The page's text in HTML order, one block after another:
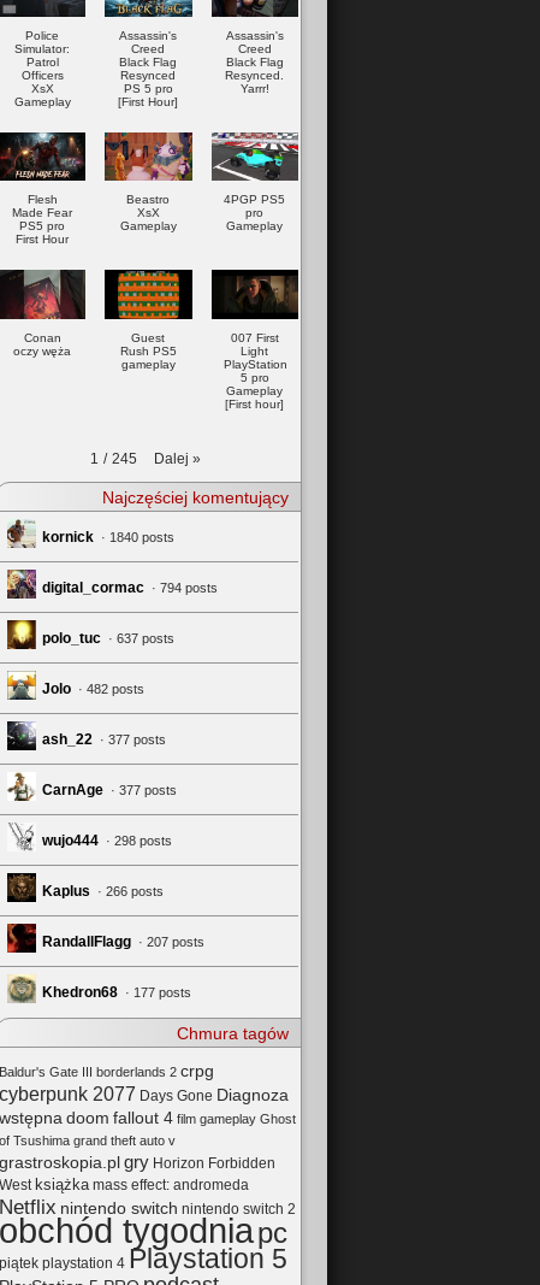
Police
Simulator:
Patrol
Officers
XsX
Gameplay
Assassin's
Creed
Black Flag
Resynced
PS 5 pro
[First Hour]
Assassin's
Creed
Black Flag
Resynced.
Yarrr!
Flesh
Made Fear
PS5 pro
First Hour
Beastro
XsX
Gameplay
4PGP PS5
pro
Gameplay
Conan
oczy węża
Guest
Rush PS5
gameplay
007 First
Light
PlayStation
5 pro
Gameplay
[First hour]
1 / 245 Dalej »
Najczęściej komentujący
kornick · 1840 posts
digital_cormac · 794 posts
polo_tuc · 637 posts
Jolo · 482 posts
ash_22 · 377 posts
CarnAge · 377 posts
wujo444 · 298 posts
Kaplus · 266 posts
RandallFlagg · 207 posts
Khedron68 · 177 posts
Chmura tagów
Baldur's Gate III borderlands 2 crpg
cyberpunk 2077 Days Gone Diagnoza
wstępnadoom fallout 4 film gameplay Ghost
of Tsushima grand theft auto v
grastroskopia.pl gry Horizon Forbidden
West książka mass effect: andromeda
Netflix nintendo switch nintendo switch 2
obchód tygodniapc
piątek playstation 4 Playstation 5